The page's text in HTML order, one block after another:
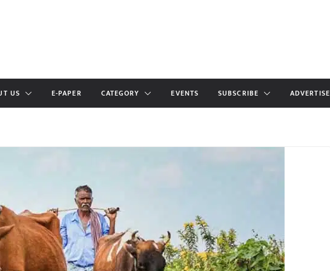
US E-PAPER CATEGORY EVENTS SUBSCRIBE ADVERTISE